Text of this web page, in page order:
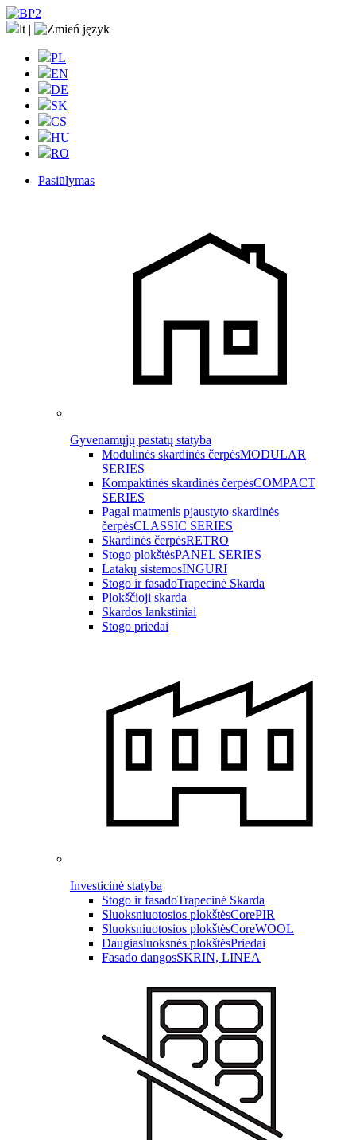
lt |
PL
EN
DE
SK
CS
HU
RO
Pasiūlymas
Gyvenamųjų pastatų statyba
Modulinės skardinės čerpėsMODULAR
SERIES
Kompaktinės skardinės čerpėsCOMPACT
SERIES
Pagal matmenis pjaustyto skardinės
čerpėsCLASSIC SERIES
Skardinės čerpėsRETRO
Stogo plokštėsPANEL SERIES
Latakų sistemosINGURI
Stogo ir fasadoTrapecinė Skarda
Plokščioji skarda
Skardos lankstiniai
Stogo priedai
Investicinė statyba
Stogo ir fasadoTrapecinė Skarda
Sluoksniuotosios plokštėsCorePIR
Sluoksniuotosios plokštėsCoreWOOL
Daugiasluoksnės plokštėsPriedai
Fasado dangosSKRIN, LINEA